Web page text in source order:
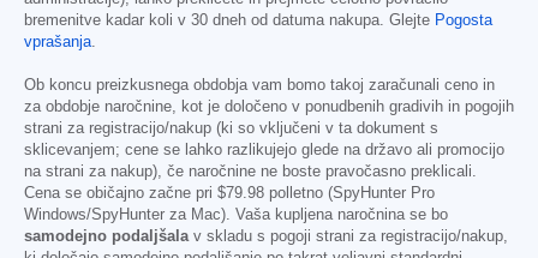
bremenitve kadar koli v 30 dneh od datuma nakupa. Glejte Pogosta
vprašanja
Ob koncu preizkusnega obdobja vam bomo takoj zaračunali ceno in
za obdobje naročnine, kot je določeno v ponudbenih gradivih in pogojih
strani za registracijo/nakup (ki so vključeni v ta dokument s
sklicevanjem; cene se lahko razlikujejo glede na državo ali promocijo
na strani za nakup), če naročnine ne boste pravočasno preklicali.
Cena se običajno začne pri $79.98 polletno (SpyHunter Pro
Windows/SpyHunter za Mac). Vaša kupljena naročnina se bo
samodejno podaljšala v skladu s pogoji strani za registracijo/nakup,